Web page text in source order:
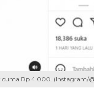
Rp 4.000. (Instagram/